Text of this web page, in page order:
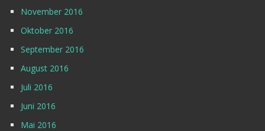
November 2016
Oktober 2016
September 2016
August 2016
Juli 2016
Juni 2016
Mai 2016